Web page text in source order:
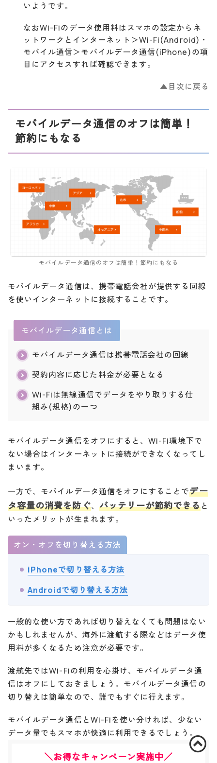
いようです。
なおWi-Fiのデータ使用料はスマホの設定からネ
ットワークとインターネット＞Wi-Fi(Android)・
モバイル通信＞モバイルデータ通信(iPhone)の項
目にアクセスすれば確認できます。
▲目次に戻る
モバイルデータ通信のオフは簡単！
節約にもなる
モバイルデータ通信のオフは簡単！節約にもなる
モバイルデータ通信は、携帯電話会社が提供する回線
を使いインターネットに接続することです。
モバイルデータ通信とは
モバイルデータ通信は携帯電話会社の回線
契約内容に応じた料金が必要となる
Wi-Fiは無線通信でデータをやり取りする仕
組み(規格)の一つ
モバイルデータ通信をオフにすると、Wi-Fi環境下で
ない場合はインターネットに接続ができなくなってし
まいます。
一方で、モバイルデータ通信をオフにすることでデー
タ容量の消費を防ぐ、 バッテリーが節約できると
いったメリットが生まれます。
オン・オフを切り替える方法
iPhoneで切り替える方法
Androidで切り替える方法
一般的な使い方であれば切り替えなくても問題はない
かもしれませんが、海外に渡航する際などはデータ使
用料が多くなるため注意が必要です。
渡航先ではWi-Fiの利用を心掛け、モバイルデータ通
信はオフにしておきましょう。モバイルデータ通信の
切り替えは簡単なので、誰でもすぐに行えます。
モバイルデータ通信とWi-Fiを使い分ければ、少ない
データ量でもスマホが快適に利用できるでしょう。
＼お得なキャンペーン実施中／